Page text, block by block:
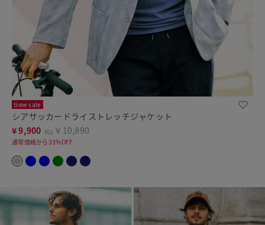
time sale
シアサッカードライストレッチジャケット
¥9,900 税込 ￥10,890
通常価格から33%OFF